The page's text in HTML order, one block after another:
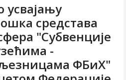
усвајању
средстава
"Субвенције
-
ФБиХ"